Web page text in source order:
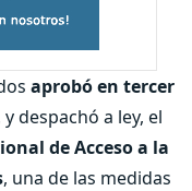
aprobó en tercer
despachó a ley, el
de Acceso a la
, una de las medidas